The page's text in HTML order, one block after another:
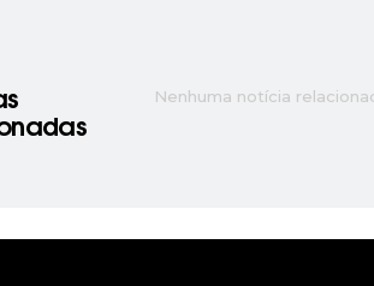
Nenhuma notícia